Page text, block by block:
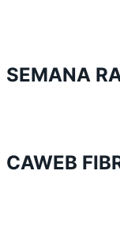
SEMANA
CAWEB